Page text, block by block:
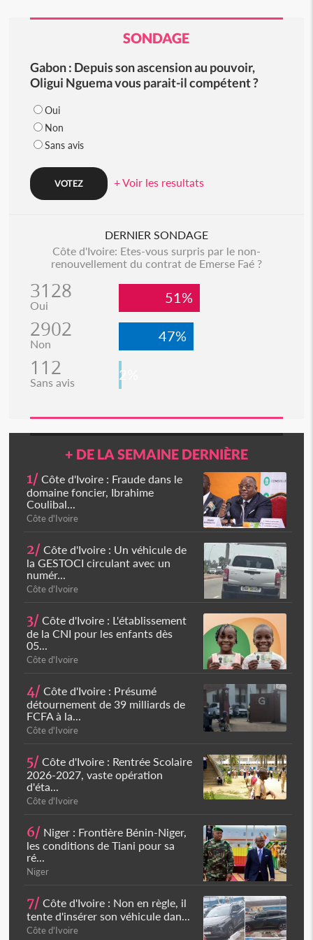
SONDAGE
Gabon : Depuis son ascension au pouvoir,
Oligui Nguema vous parait-il compétent ?
Oui
Non
Sans avis
+ Voir les resultats
DERNIER SONDAGE
Côte d'Ivoire: Etes-vous surpris par le non-
renouvellement du contrat de Emerse Faé ?
3128
Oui 51%
2902
Non 47%
112
Sans avis 2%
+ DE LA SEMAINE DERNIÈRE
1/ Côte d'Ivoire : Fraude dans le
domaine foncier, Ibrahime
Coulibal...
Côte d'Ivoire
2/ Côte d'Ivoire : Un véhicule de
la GESTOCI circulant avec un
numér...
Côte d'Ivoire
3/ Côte d'Ivoire : L'établissement
de la CNI pour les enfants dès
05...
Côte d'Ivoire
4/ Côte d'Ivoire : Présumé
détournement de 39 milliards de
FCFA à la...
Côte d'Ivoire
5/ Côte d'Ivoire : Rentrée Scolaire
2026-2027, vaste opération
d'éta...
Côte d'Ivoire
6/ Niger : Frontière Bénin-Niger,
les conditions de Tiani pour sa
ré...
Niger
7/ Côte d'Ivoire : Non en règle, il
tente d'insérer son véhicule dan...
Côte d'Ivoire